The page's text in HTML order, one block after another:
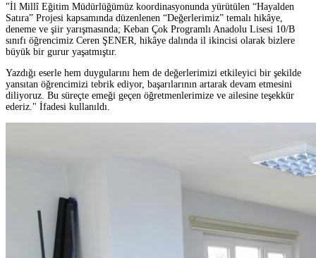
"İl Millî Eğitim Müdürlüğümüz koordinasyonunda yürütülen “Hayalden
Satıra” Projesi kapsamında düzenlenen “Değerlerimiz” temalı hikâye,
deneme ve şiir yarışmasında; Keban Çok Programlı Anadolu Lisesi 10/B
sınıfı öğrencimiz Ceren ŞENER, hikâye dalında il ikincisi olarak bizlere
büyük bir gurur yaşatmıştır.
Yazdığı eserle hem duygularını hem de değerlerimizi etkileyici bir şekilde
yansıtan öğrencimizi tebrik ediyor, başarılarının artarak devam etmesini
diliyoruz. Bu süreçte emeği geçen öğretmenlerimize ve ailesine teşekkür
ederiz." İfadesi kullanıldı.